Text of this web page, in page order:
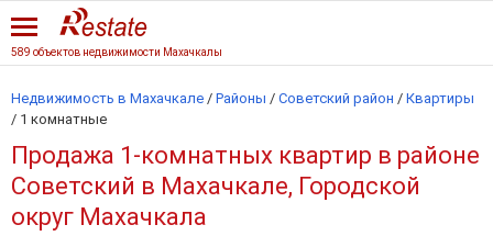
589 объектов недвижимости Махачкалы
Недвижимость в Махачкале / Районы / Советский район / Квартиры
/ 1 комнатные
Продажа 1-комнатных квартир в районе
Советский в Махачкале, Городской
округ Махачкала